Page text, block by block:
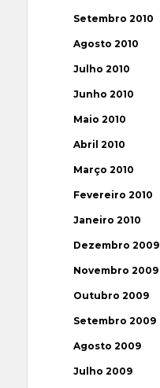
Setembro 2010
Agosto 2010
Julho 2010
Junho 2010
Maio 2010
Abril 2010
Março 2010
Fevereiro 2010
Janeiro 2010
Dezembro 2009
Novembro 2009
Outubro 2009
Setembro 2009
Agosto 2009
Julho 2009